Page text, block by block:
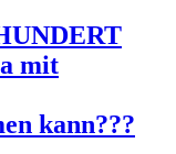
mit
kann???